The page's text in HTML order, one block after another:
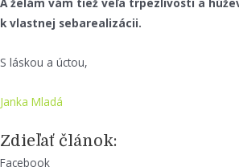
k vlastnej sebarealizácii.
S láskou a úctou,
Janka Mladá
Zdieľať článok:
Facebook